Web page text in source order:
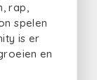
rap,
spelen
is er
en